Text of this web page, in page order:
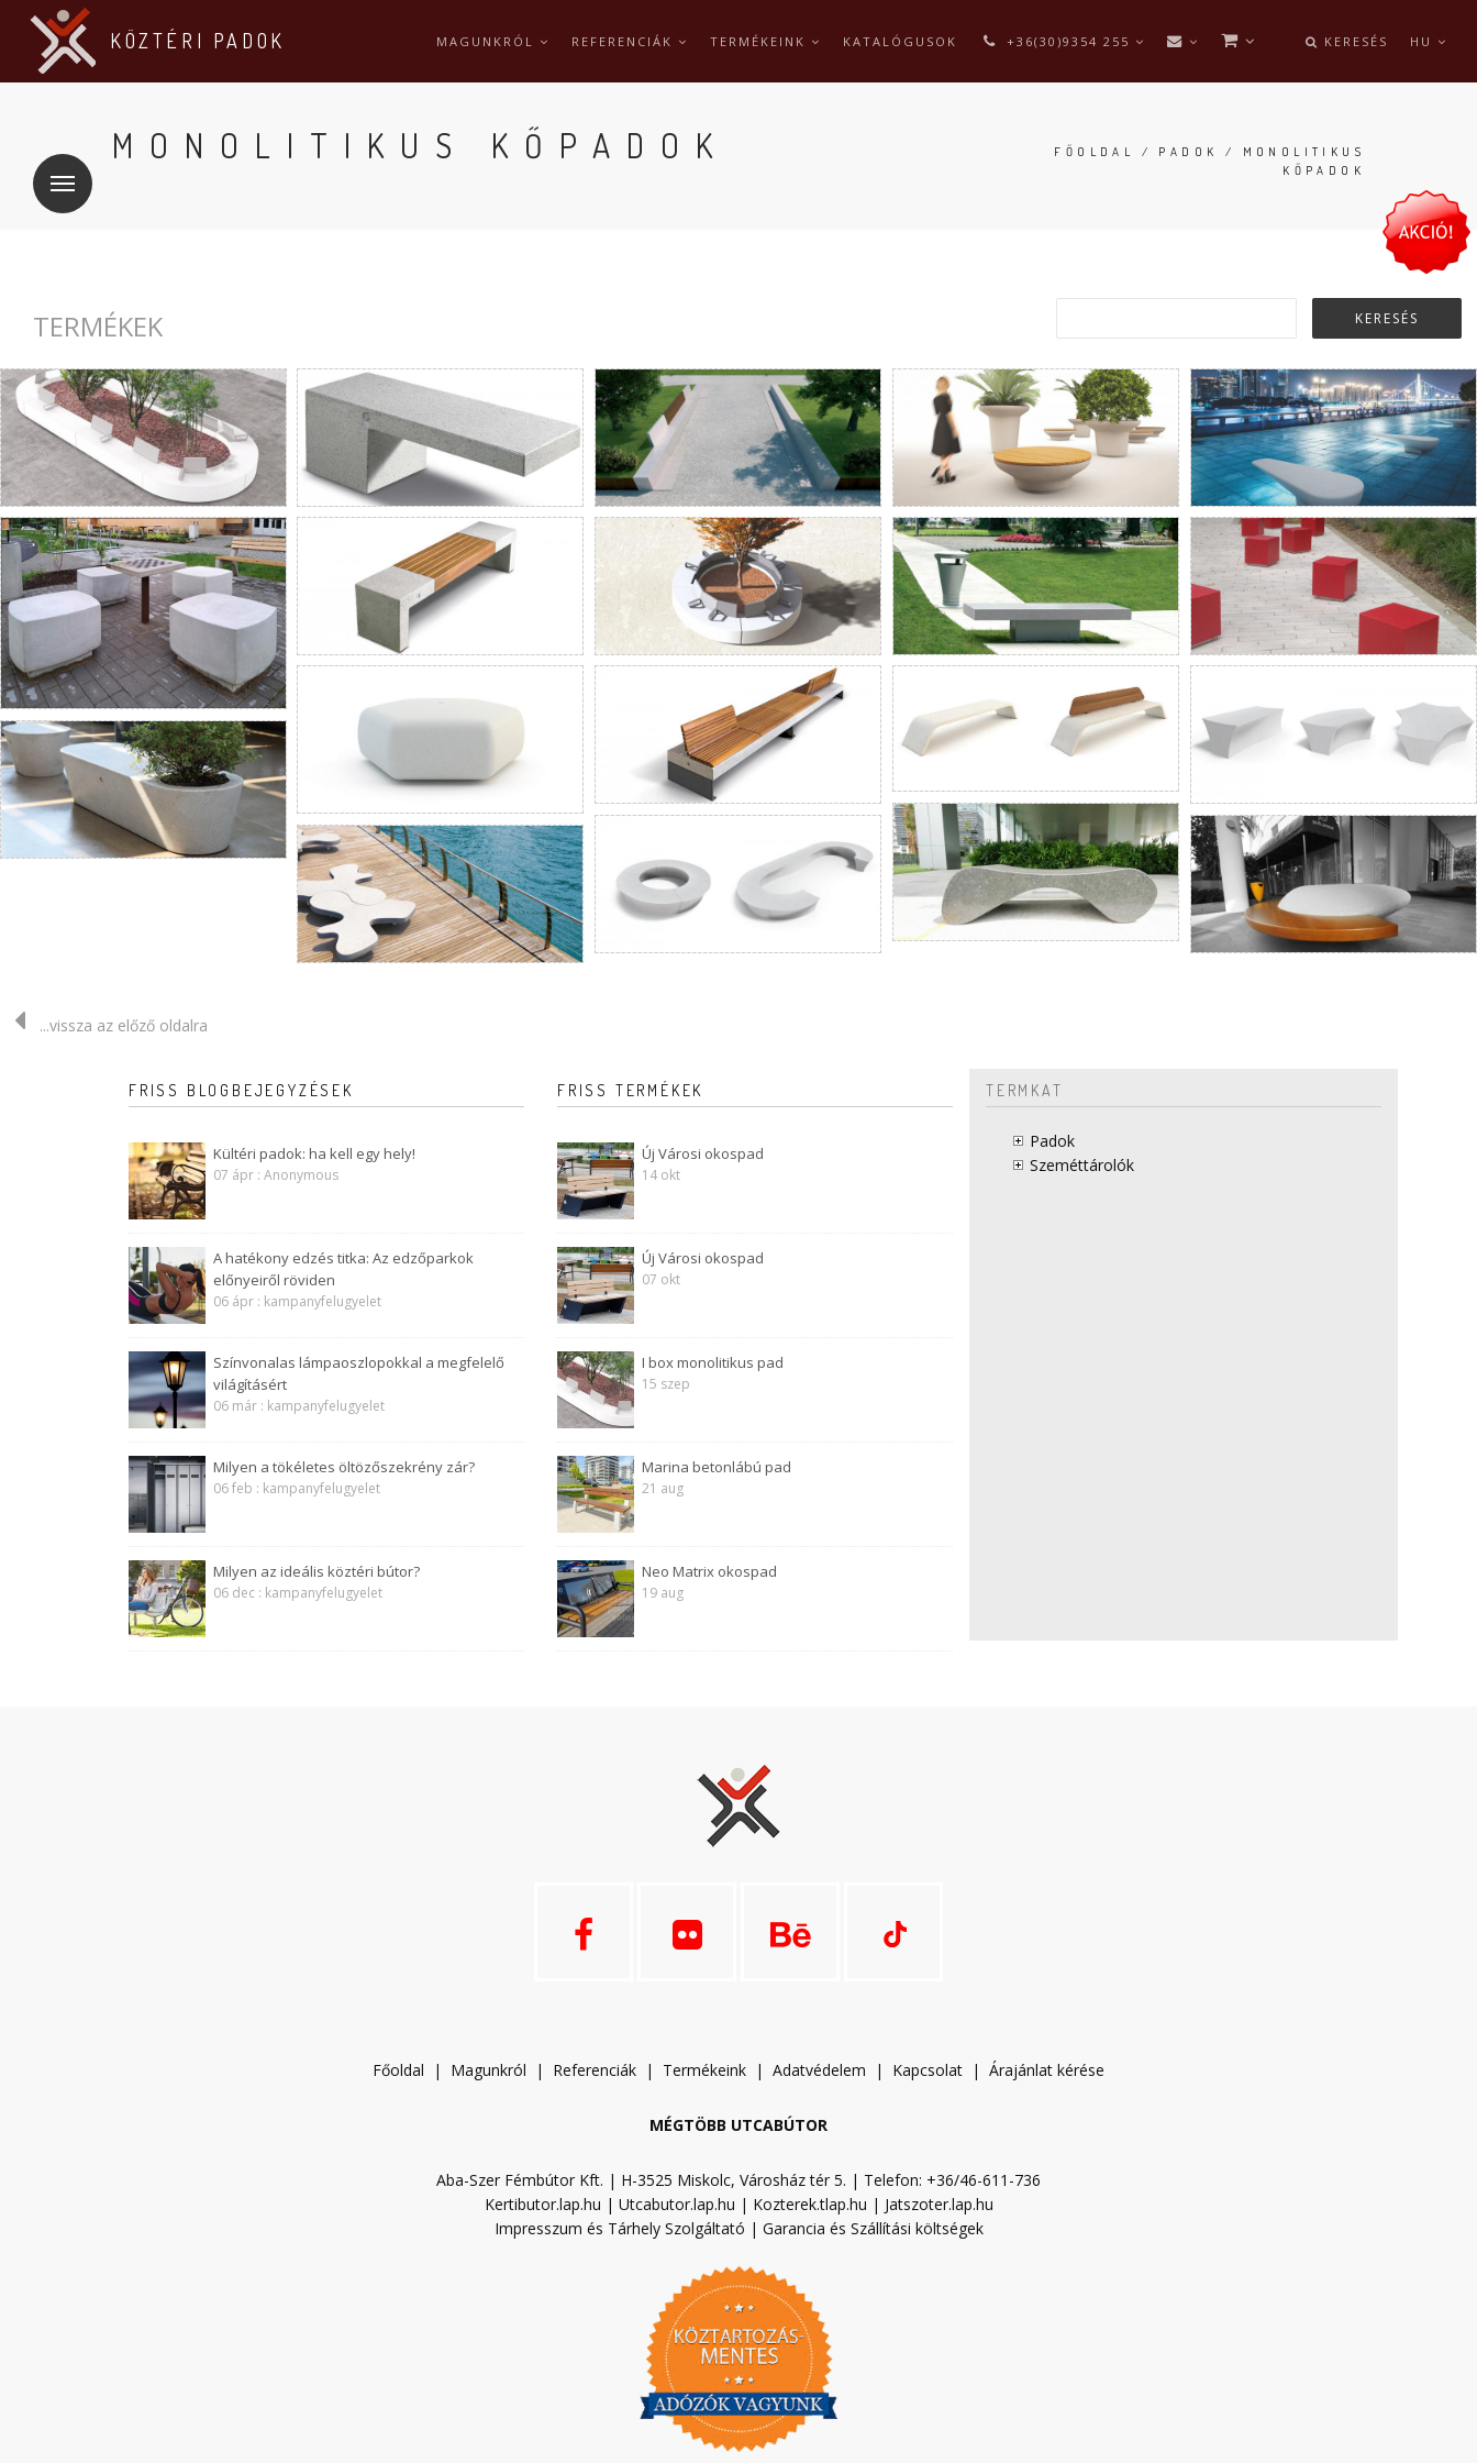
MAGUNKRÓL REFERENCIÁK TERMÉKEINK KATALÓGUSOK +36(30)9354 255 KERESÉS HU
KÖZTÉRI PADOK
MONOLITIKUS KŐPADOK FŐOLDAL / PADOK
/ MONOLITIKUS
KŐPADOK
TERMÉKEK
...vissza az előző oldalra
FRISS BLOGBEJEGYZÉSEK
Kültéri padok: ha kell egy hely!
07 ápr : Anonymous
A hatékony edzés titka: Az edzőparkok
előnyeiről röviden
06 ápr : kampanyfelugyelet
Színvonalas lámpaoszlopokkal a megfelelő
világításért
06 már : kampanyfelugyelet
Milyen a tökéletes öltözőszekrény zár?
06 feb : kampanyfelugyelet
Milyen az ideális köztéri bútor?
06 dec : kampanyfelugyelet
FRISS TERMÉKEK
Új Városi okospad
14 okt
Új Városi okospad
07 okt
I box monolitikus pad
15 szep
Marina betonlábú pad
21 aug
Neo Matrix okospad
19 aug
TERMKAT
Padok
Szeméttárolók
Főoldal | Magunkról | Referenciák | Termékeink | Adatvédelem | Kapcsolat | Árajánlat kérése
MÉGTÖBB UTCABÚTOR
Aba-Szer Fémbútor Kft. | H-3525 Miskolc, Városház tér 5. | Telefon: +36/46-611-736
Kertibutor.lap.hu | Utcabutor.lap.hu | Kozterek.tlap.hu | Jatszoter.lap.hu
Impresszum és Tárhely Szolgáltató | Garancia és Szállítási költségek